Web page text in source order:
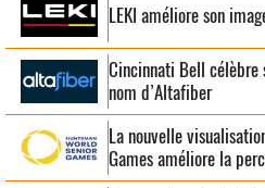
LEKI améliore son
Cincinnati Bell célèbre
nom d’Altafiber
La nouvelle
Games améliore la